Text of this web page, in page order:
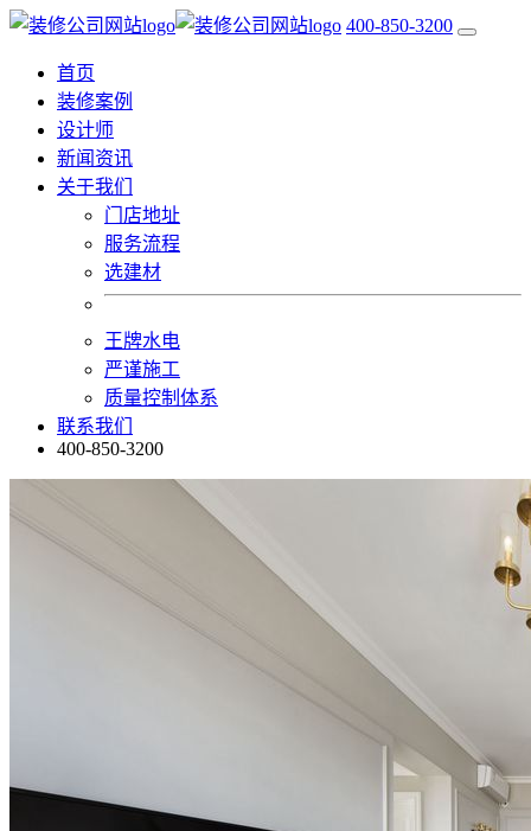
400-850-3200
首页
装修案例
设计师
新闻资讯
关于我们
门店地址
服务流程
选建材
王牌水电
严谨施工
质量控制体系
联系我们
400-850-3200